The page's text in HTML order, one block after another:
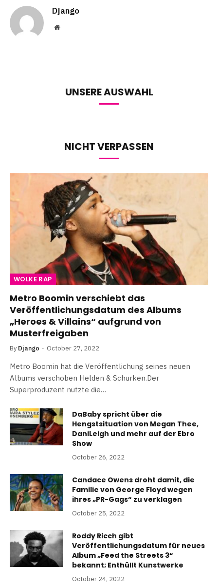
Django
Website
UNSERE AUSWAHL
NICHT VERPASSEN
WOLKE RAP
Metro Boomin verschiebt das
Veröffentlichungsdatum des Albums
„Heroes & Villains“ aufgrund von
Musterfreigaben
By Django October 27, 2022
Metro Boomin hat die Veröffentlichung seines neuen
Albums verschoben Helden & Schurken.Der
Superproduzent nutzte die…
DaBaby spricht über die
Hengstsituation von Megan Thee,
DaniLeigh und mehr auf der Ebro
Show
October 26, 2022
Candace Owens droht damit, die
Familie von George Floyd wegen
ihres „PR-Gags“ zu verklagen
October 25, 2022
Roddy Ricch gibt
Veröffentlichungsdatum für neues
Album „Feed the Streets 3“
bekannt; Enthüllt Kunstwerke
October 24, 2022